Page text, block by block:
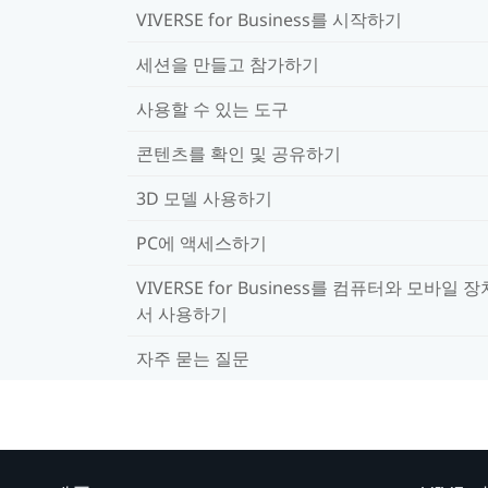
VIVERSE for Business를 시작하기
세션을 만들고 참가하기
사용할 수 있는 도구
콘텐츠를 확인 및 공유하기
3D 모델 사용하기
PC에 액세스하기
VIVERSE for Business를 컴퓨터와 모바일 장
서 사용하기
자주 묻는 질문